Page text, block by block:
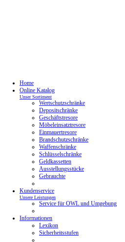
Home
Online Katalog
Unser Sortiment
Wertschutzschränke
Depositschränke
Geschäftstresore
Möbeleinsatztresore
Einmauertresore
Brandschutzschränke
Waffenschränke
Schlüsselschränke
Geldkassetten
Ausstellungsstücke
Gebrauchte
Kundenservice
Unsere Leistungen
Service für OWL und Umgebung
Informationen
Lexikon
Sicherheitsstufen